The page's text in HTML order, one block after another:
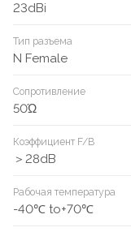
23dBi
Тип разъема
N Female
Сопротивление
50Ώ
Коэффициент F/B
＞28dB
Рабочая температура
-40℃ to+70℃